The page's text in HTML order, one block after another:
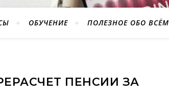
ОБУЧЕНИЕ ПОЛЕЗНОЕ ОБО ВСЁМ
ПЕНСИИ ЗА